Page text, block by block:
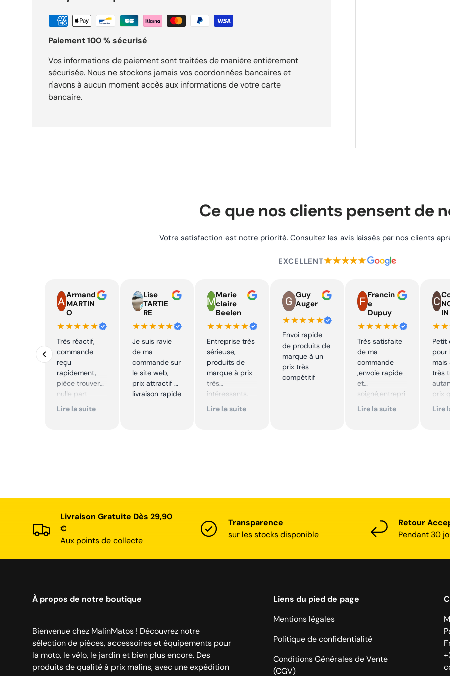
conseillé 149,90 € Points forts Modèle : Scott Kinabalu 3 en pointure EUR 38 — UK 4.5 — US
Usage : Chaussure trail running femme pour un port cohérent avec son profil. État : Neuf avec
30 jours.Paiement 100 % sécurisé
Vos informations de paiement sont traitées de manière entièrement
sécurisée. Nous ne stockons jamais vos coordonnées bancaires et
n'avons à aucun moment accès aux informations de votre carte
bancaire.
Ce que nos clients pensent de
Votre satisfaction est notre priorité. Consultez les avis laissés par nos clients
EXCELLENT★★★★★
Armand
MARTIN
O
★★★★★
Très réactif,
commande
reçu
rapidement,
pièce trouver
nulle part
ailleurs et
Lire la suite
Lise
TARTIE
RE
★★★★★
Je suis ravie
de ma
commande sur
le site web,
prix attractif et
livraison rapide
Marie
claire
Beelen
★★★★★
Entreprise très
sérieuse,
produits de
marque à prix
très
intéressants.
Excellent suivi !
Lire la suite
Guy
Auger
★★★★★
Envoi rapide
de produits de
marque à un
prix très
compétitif
Francin
e
Dupuy
★★★★★
Très satisfaite
de ma
commande
,envoie rapide
et
soigné,entrepri
se sérieuse
Lire la suite
IN
Petit
pour
mais
très
prix
Lire
Livraison Gratuite Dès 29,90
€
Aux points de collecte
Transparence
sur les stocks disponible
Retour
Pendant 30
À propos de notre boutique
Bienvenue chez MalinMatos ! Découvrez notre
sélection de pièces, accessoires et équipements pour
la moto, le vélo, le jardin et bien plus encore. Des
produits de qualité à prix malins, avec une expédition
Liens du pied de page
Mentions légales
Politique de confidentialité
Conditions Générales de Vente
(CGV)